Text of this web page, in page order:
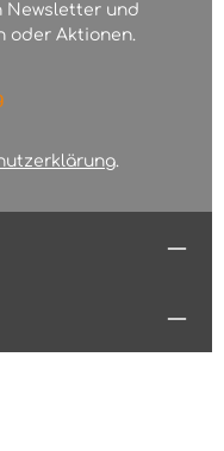
Newsletter und
oder Aktionen.
.